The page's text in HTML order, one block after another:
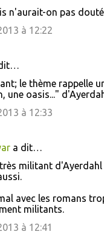
n'aurait-on pas
à 12:22
le thème rappelle
une oasis..."
à 12:33
a dit…
militant
avec les romans
militants.
à 12:41